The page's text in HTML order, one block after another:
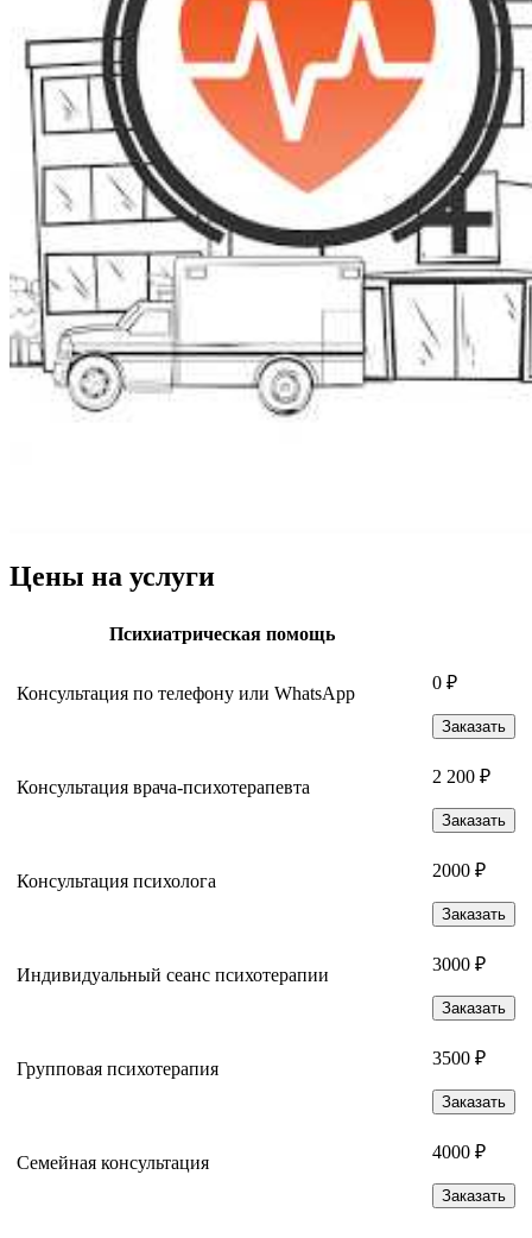
Цены на услуги
Психиатрическая помощь
Консультация по телефону или WhatsApp
0 ₽
Заказать
Консультация врача-психотерапевта
2 200 ₽
Заказать
Консультация психолога
2000 ₽
Заказать
Индивидуальный сеанс психотерапии
3000 ₽
Заказать
Групповая психотерапия
3500 ₽
Заказать
Семейная консультация
4000 ₽
Заказать